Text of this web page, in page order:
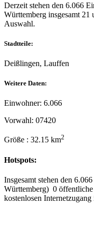
Derzeit stehen den 6.066
Württemberg insgesamt
Auswahl.
Stadtteile:
Deißlingen, Lauffen
Weitere Daten:
Einwohner: 6.066
Vorwahl: 07420
Größe : 32.15 km2
Hotspots:
Insgesamt stehen den
Württemberg) 0
kostenlosen